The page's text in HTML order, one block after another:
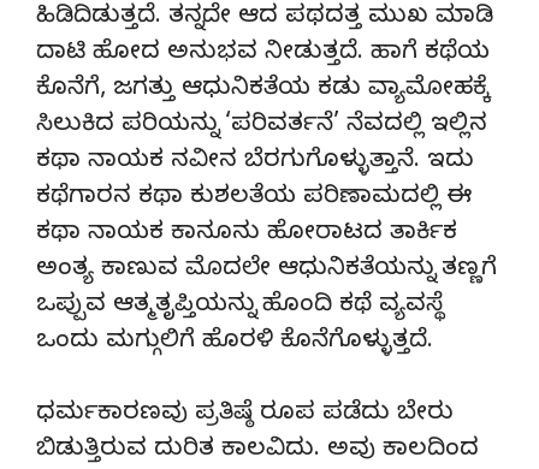
ಹಿಡಿದಿಡುತ್ತದೆ. ತನ್ನದೇ ಆದ ಪಥದತ್ತ ಮುಖ ಮಾಡಿ
ದಾಟಿ ಹೋದ ಅನುಭವ ನೀಡುತ್ತದೆ. ಹಾಗೆ ಕಥೆಯ
ಕೊನೆಗೆ, ಜಗತ್ತು ಆಧುನಿಕತೆಯ ಕಡು ವ್ಯಾಮೋಹಕ್ಕೆ
ಸಿಲುಕಿದ ಪರಿಯನ್ನು ‘ಪರಿವರ್ತನೆ’ ನೆವದಲ್ಲಿ ಇಲ್ಲಿನ
ಕಥಾ ನಾಯಕ ನವೀನ ಬೆರಗುಗೊಳ್ಳುತ್ತಾನೆ. ಇದು
ಕಥೆಗಾರನ ಕಥಾ ಕುಶಲತೆಯ ಪರಿಣಾಮದಲ್ಲಿ ಈ
ಕಥಾ ನಾಯಕ ಕಾನೂನು ಹೋರಾಟದ ತಾರ್ಕಿಕ
ಅಂತ್ಯ ಕಾಣುವ ಮೊದಲೇ ಆಧುನಿಕತೆಯನ್ನು ತಣ್ಣಗೆ
ಒಪ್ಪುವ ಆತ್ಮತೃಪ್ತಿಯನ್ನು ಹೊಂದಿ ಕಥೆ ವ್ಯವಸ್ಥೆ
ಒಂದು ಮಗ್ಗುಲಿಗೆ ಹೊರಳಿ ಕೊನೆಗೊಳ್ಳುತ್ತದೆ.
ಧರ್ಮಕಾರಣವು ಪ್ರತಿಷ್ಠೆ ರೂಪ ಪಡೆದು ಬೇರು
ಬಿಡುತ್ತಿರುವ ದುರಿತ ಕಾಲವಿದು. ಅವು ಕಾಲದಿಂದ